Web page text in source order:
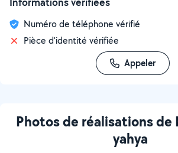
Numéro de téléphone vérifié
Pièce d'identité vérifiée
Appeler
Photos de réalisations de
yahya